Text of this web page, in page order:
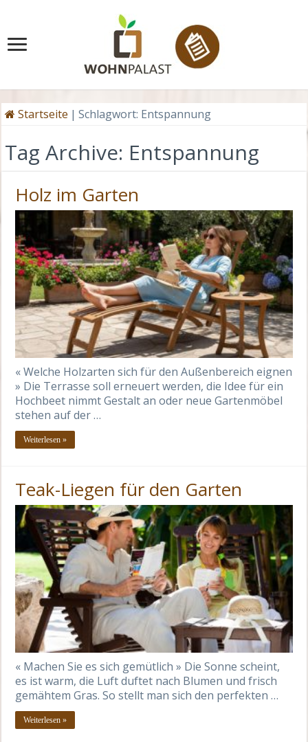
Startseite | Schlagwort: Entspannung
Tag Archive: Entspannung
Holz im Garten
« Welche Holzarten sich für den Außenbereich eignen
» Die Terrasse soll erneuert werden, die Idee für ein
Hochbeet nimmt Gestalt an oder neue Gartenmöbel
stehen auf der …
Weiterlesen »
Teak-Liegen für den Garten
« Machen Sie es sich gemütlich » Die Sonne scheint,
es ist warm, die Luft duftet nach Blumen und frisch
gemähtem Gras. So stellt man sich den perfekten …
Weiterlesen »